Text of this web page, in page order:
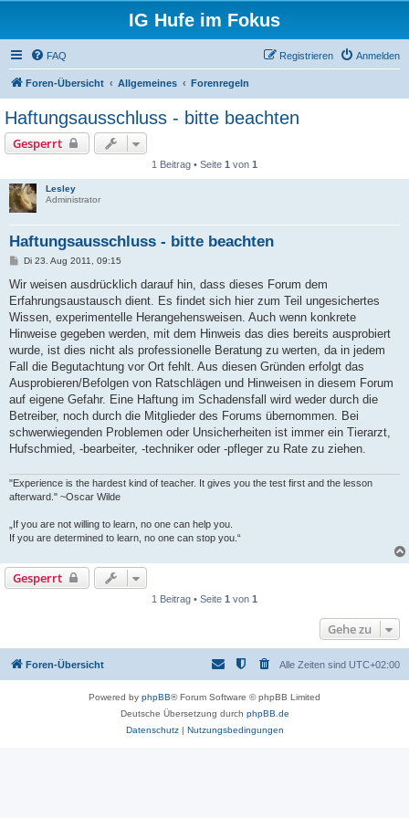
IG Hufe im Fokus
FAQ Anmelden
Registrieren
Foren-Übersicht Allgemeines Forenregeln
Haftungsausschluss - bitte beachten
Gesperrt
1 Beitrag • Seite 1 von 1
Lesley
Administrator
Haftungsausschluss - bitte beachten
B
i
r
a
Di 23. Aug 2011, 09:15
Wir weisen ausdrücklich darauf hin, dass dieses Forum dem
Erfahrungsaustausch dient. Es findet sich hier zum Teil ungesichertes
Wissen, experimentelle Herangehensweisen. Auch wenn konkrete
Hinweise gegeben werden, mit dem Hinweis das dies bereits ausprobiert
wurde, ist dies nicht als professionelle Beratung zu werten, da in jedem
Fall die Begutachtung vor Ort fehlt. Aus diesen Gründen erfolgt das
Ausprobieren/Befolgen von Ratschlägen und Hinweisen in diesem Forum
auf eigene Gefahr. Eine Haftung im Schadensfall wird weder durch die
Betreiber, noch durch die Mitglieder des Forums übernommen. Bei
schwerwiegenden Problemen oder Unsicherheiten ist immer ein Tierarzt,
Hufschmied, -bearbeiter, -techniker oder -pfleger zu Rate zu ziehen.
"Experience is the hardest kind of teacher. It gives you the test first and the lesson
afterward." ~Oscar Wilde
„If you are not willing to learn, no one can help you.
If you are determined to learn, no one can stop you.“
Gesperrt
1 Beitrag • Seite 1 von 1
Gehe zu
Foren-Übersicht Alle Zeiten sind UTC+02:00
Powered by phpBB® Forum Software © phpBB Limited
Deutsche Übersetzung durch phpBB.de
Datenschutz| Nutzungsbedingungen